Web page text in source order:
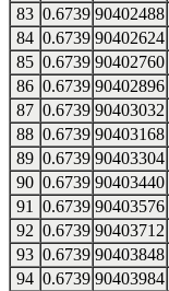
83 0.6739 90402488
84 0.6739 90402624
85 0.6739 90402760
86 0.6739 90402896
87 0.6739 90403032
88 0.6739 90403168
89 0.6739 90403304
90 0.6739 90403440
91
0.6739 90403576
92 0.6739 90403712
93 0.6739 90403848
94 0.6739 90403984